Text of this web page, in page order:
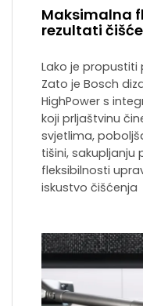
Maksimalna
rezultati
Lako je propustiti
Zato je Bosch
HighPower s
koji prljaštvinu
svjetlima,
tišini, sakupljanju
fleksibilnosti
iskustvo čišćenja